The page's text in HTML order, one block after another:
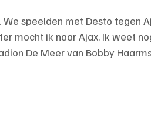
We speelden met Desto tegen
mocht ik naar Ajax. Ik weet
De Meer van Bobby